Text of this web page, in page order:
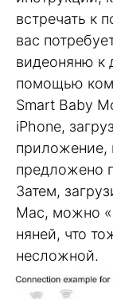
встречать к
вас
видеоняню к
помощью
Smart Baby
iPhone,
приложение,
предложено
Затем,
Мас, можно
няней, что
несложной.